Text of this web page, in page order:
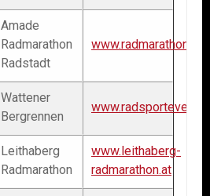
Amade
Radmarathon
Radstadt
Wattener
Bergrennen
Leithaberg
Radmarathon
www.leithaberg-
radmarathon.at